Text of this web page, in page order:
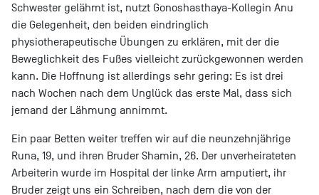
Schwester gelähmt ist, nutzt Gonoshasthaya-Kollegin Anu
die Gelegenheit, den beiden eindringlich
physiotherapeutische Übungen zu erklären, mit der die
Beweglichkeit des Fußes vielleicht zurückgewonnen werden
kann. Die Hoffnung ist allerdings sehr gering: Es ist drei
nach Wochen nach dem Unglück das erste Mal, dass sich
jemand der Lähmung annimmt.
Ein paar Betten weiter treffen wir auf die neunzehnjährige
Runa, 19, und ihren Bruder Shamin, 26. Der unverheirateten
Arbeiterin wurde im Hospital der linke Arm amputiert, ihr
Bruder zeigt uns ein Schreiben, nach dem die von der